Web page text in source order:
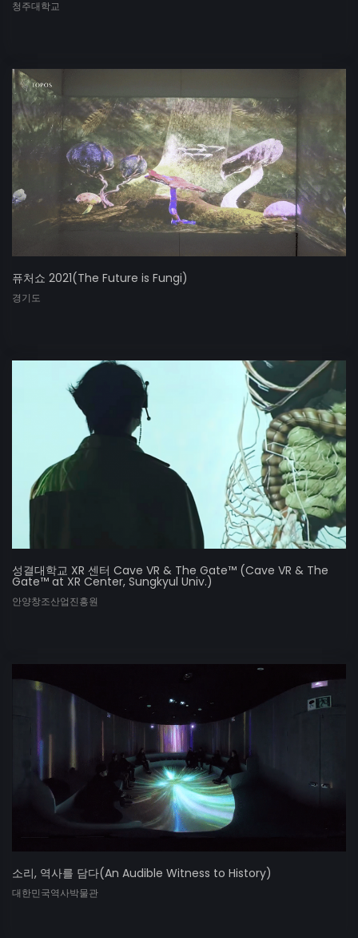
청주대학교
퓨처쇼 2021(The Future is Fungi)
경기도
성결대학교 XR 센터 Cave VR & The Gate™ (Cave VR & The
Gate™ at XR Center, Sungkyul Univ.)
안양창조산업진흥원
소리, 역사를 담다(An Audible Witness to History)
대한민국역사박물관